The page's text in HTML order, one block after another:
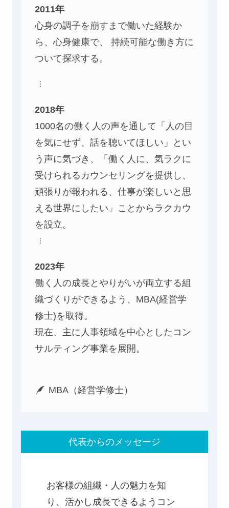
2011年
心身の調子を崩すまで働いた経験か
ら、心身健康で、 持続可能な働き方に
ついて探求する。
2018年
1000名の働く人の声を通して「人の目
を気にせず、話を聴いてほしい」とい
う声に気づき、「働く人に、気ラクに
受けられるカウンセリングを提供し、
頑張りが報われる、仕事が楽しいと思
える世界にしたい」ことからラクカウ
を設立。
2023年
働く人の成長とやりがいが両立する組
織づくりができるよう、MBA(経営学
修士)を取得。
現在、主に人事領域を中心としたコン
サルティング事業を展開。
MBA（経営学修士）
代表からのメッセージ
お客様の組織・人の魅力を知
り、活かし成長できるようコン